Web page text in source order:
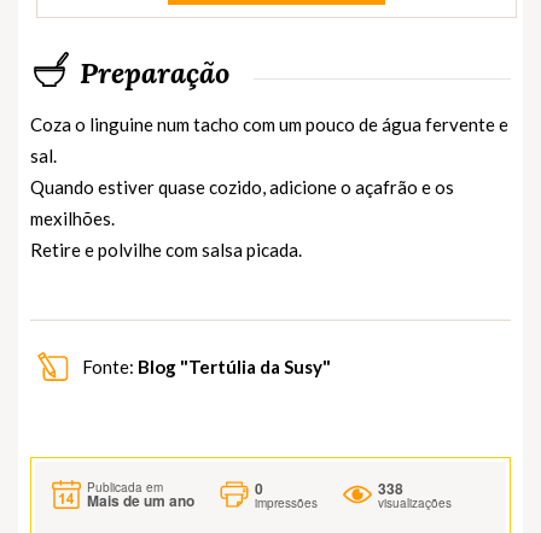
Preparação
Coza o linguine num tacho com um pouco de água fervente e
sal.
Quando estiver quase cozido, adicione o açafrão e os
mexilhões.
Retire e polvilhe com salsa picada.
Fonte: Blog "Tertúlia da Susy"
Publicada em
Mais de um ano
0
impressões
338
visualizações